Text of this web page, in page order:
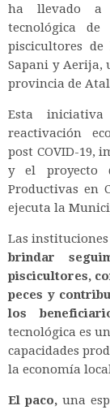
ha llevado a
tecnológica de
piscicultores de
Sapani y Aerija,
provincia de
Esta
reactivación
post COVID-19,
y el proyecto
Productivas en
ejecuta la
Las
brindar
piscicultores,
peces y
los
tecnológica es
capacidades
la economía
El paco, una